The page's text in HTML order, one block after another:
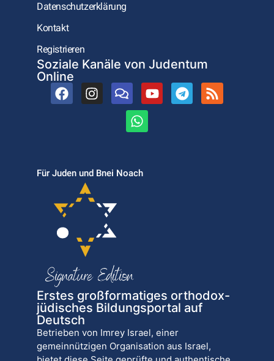
Datenschutzerklärung
Kontakt
Registrieren
Soziale Kanäle von Judentum
Online
Für Juden und Bnei Noach
Erstes großformatiges orthodox-
jüdisches Bildungsportal auf
Deutsch
Betrieben von Imrey Israel, einer
gemeinnützigen Organisation aus Israel,